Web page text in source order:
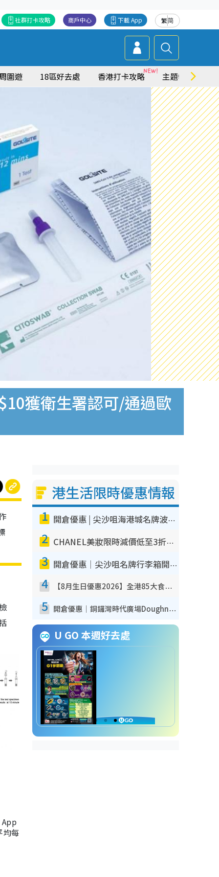
繁简
下載 App
商戶中心
社群打卡攻略
圍遊 18區好去處 香港打卡攻略 主題特集
獲衛生署認可/通過歐
均每
港生活限時優惠情報
1 開倉優惠 | 尖沙咀海港城名牌波鞋開倉低至1折！On鞋$899起／Joy&Peace鞋履$98起
2 CHANEL美妝限時減價低至3折！人氣粉底/唇膏/精華液低至$275！COCO香水都有平
3 開倉優惠｜尖沙咀名牌行李箱開倉低至4折！一連5日 American Tourister/ace./Hallmark $200起！
4 【8月生日優惠2026】全港85大食買玩著數攻略 自助餐/火鍋放題同行免費＋誠品/DONKI送現金券
5 開倉優惠｜銅鑼灣時代廣場Doughnut/Campo Marzio開倉低至1折！背囊、書包、手袋劈價$200起
U GO 本週好去處